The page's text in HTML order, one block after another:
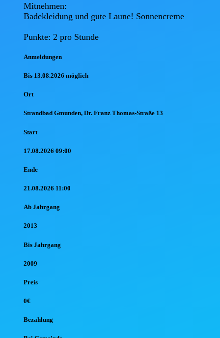
Mitnehmen:
Badekleidung und gute Laune! Sonnencreme
Anmeldungen
Bis 13.08.2026 möglich
Ort
Strandbad Gmunden, Dr. Franz Thomas-Straße 13
Start
17.08.2026 09:00
Ende
21.08.2026 11:00
Ab Jahrgang
2013
Bis Jahrgang
2009
Preis
0€
Bezahlung